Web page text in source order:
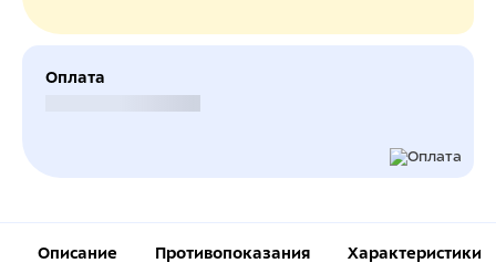
Оплата
Описание Противопоказания Характеристики